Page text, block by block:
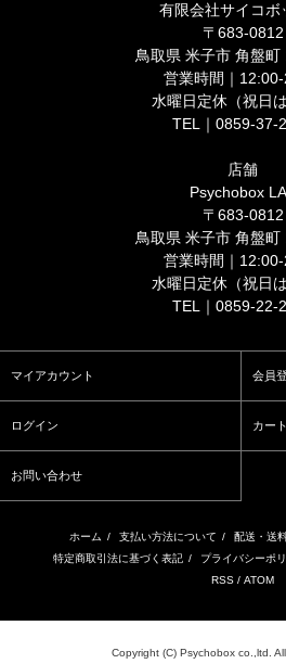
有限会社サイコボ
〒683-0812
鳥取県 米子市 角盤町
営業時間｜
水曜日定休（祝日は
TEL｜0859-37-
店舗
Psychobox
〒683-0812
鳥取県 米子市 角盤町
営業時間｜
水曜日定休（祝日は
TEL｜0859-22-
マイアカウント 会員
ログイン カー
お問い合わせ
ホーム / 支払い方法について / 配送・送
特定商取引法に基づく表記 / プライバシーポ
RSS / ATOM
Copyright (C) Psychobox co.,ltd.